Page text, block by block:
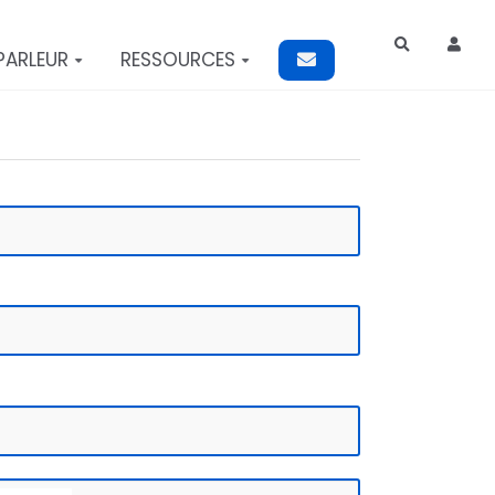
RESSOURCES
Rechercher